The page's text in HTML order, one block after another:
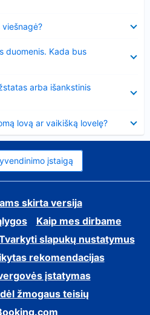
duomenis. Kada bus
arba išankstinis
lovą ar vaikišką lovelę?
įstaigą
skirta versija
Kaip mes dirbame
slapukų nustatymus
rekomendacijas
įstatymas
žmogaus teisių